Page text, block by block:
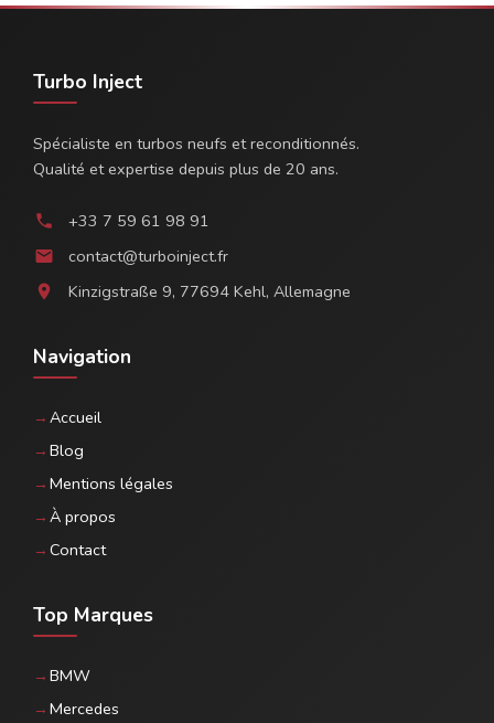
Turbo Inject
Spécialiste en turbos neufs et reconditionnés.
Qualité et expertise depuis plus de 20 ans.
phone +33 7 59 61 98 91
email contact@turboinject.fr
location_on Kinzigstraße 9, 77694 Kehl, Allemagne
Navigation
Accueil
Blog
Mentions légales
À propos
Contact
Top Marques
BMW
Mercedes